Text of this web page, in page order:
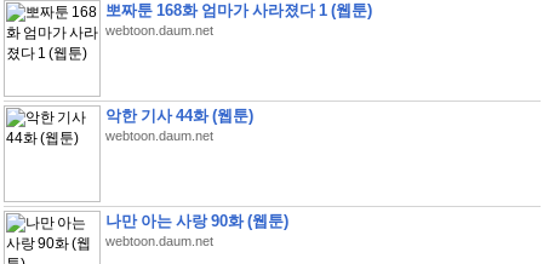
뽀짜툰 168화 엄마가 사라졌다 1 (웹툰)
webtoon.daum.net
악한 기사 44화 (웹툰)
webtoon.daum.net
나만 아는 사랑 90화 (웹툰)
webtoon.daum.net